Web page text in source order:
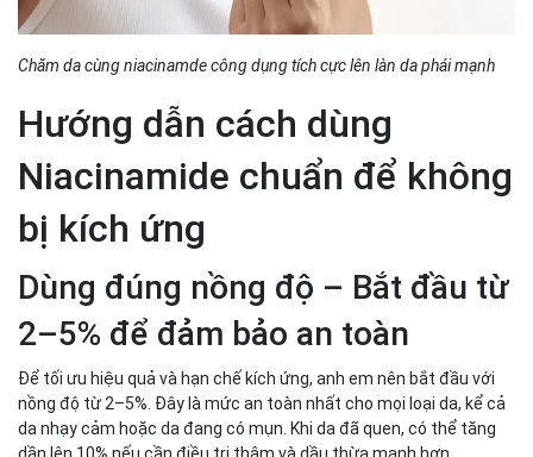
Chăm da cùng niacinamde công dụng tích cực lên làn da phái mạnh
Hướng dẫn cách dùng
Niacinamide chuẩn để không
bị kích ứng
Dùng đúng nồng độ – Bắt đầu từ
2–5% để đảm bảo an toàn
Để tối ưu hiệu quả và hạn chế kích ứng, anh em nên bắt đầu với
nồng độ từ 2–5%. Đây là mức an toàn nhất cho mọi loại da, kể cả
da nhạy cảm hoặc da đang có mụn. Khi da đã quen, có thể tăng